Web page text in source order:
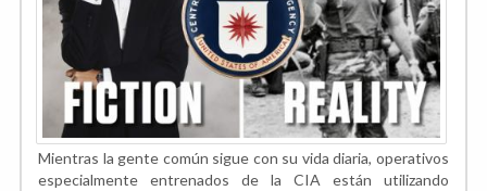
Mientras la gente común sigue con su vida diaria, operativos
especialmente entrenados de la CIA están utilizando